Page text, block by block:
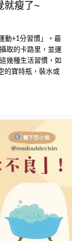
就瘦了~
動+1分習慣」。最
取的卡路里，並運
幾種生活習慣，如
的寶特瓶，裝水或